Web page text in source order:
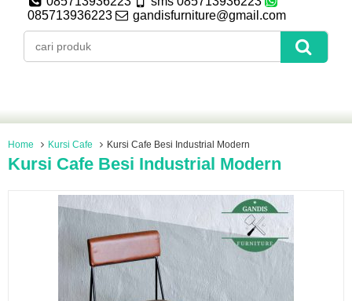
085713936223
gandisfurniture@gmail.com
Home Kursi Cafe Kursi Cafe Besi Industrial Modern
Kursi Cafe Besi Industrial Modern